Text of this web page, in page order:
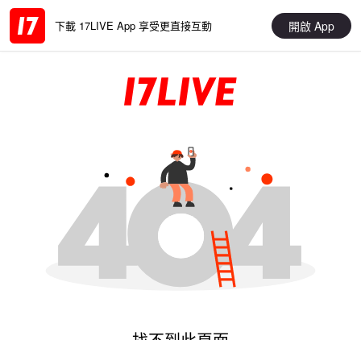
下載 17LIVE App 享受更直接互動 開啟 App